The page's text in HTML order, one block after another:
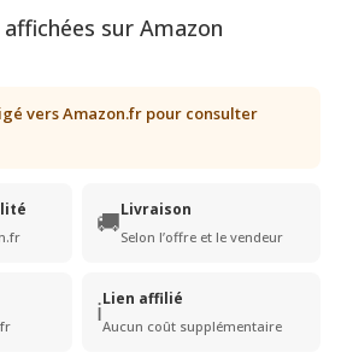
sur Amazon
vers Amazon.fr pour consulter
🚚Livraison
Selon l’offre et le vendeur
ℹ️Lien affilié
Aucun coût supplémentaire